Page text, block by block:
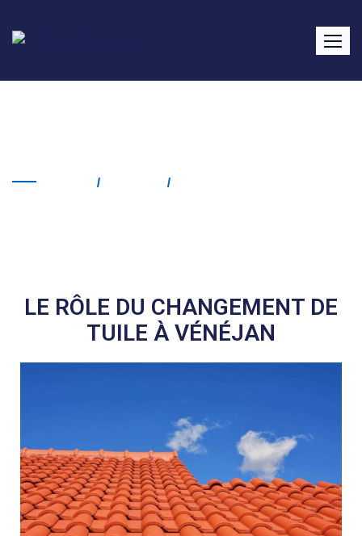
LE RÔLE DU CHANGEMENT DE
TUILE À VÉNÉJAN